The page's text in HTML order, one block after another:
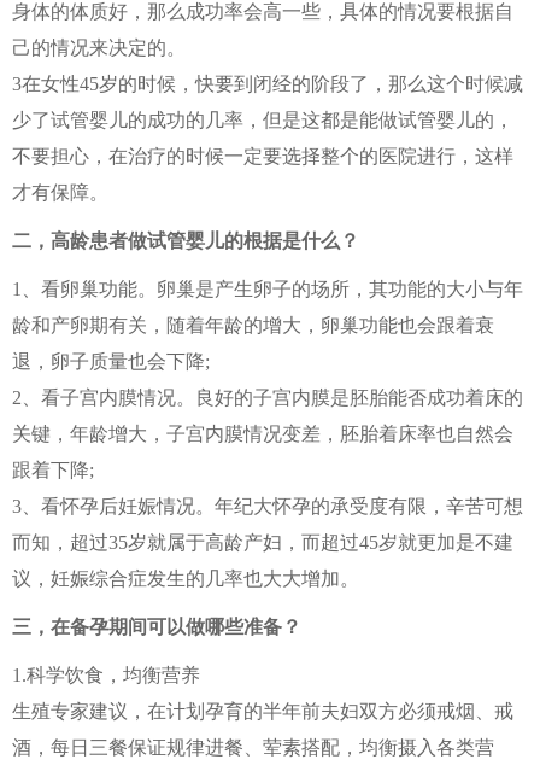
身体的体质好，那么成功率会高一些，具体的情况要根据自
己的情况来决定的。
3在女性45岁的时候，快要到闭经的阶段了，那么这个时候减
少了试管婴儿的成功的几率，但是这都是能做试管婴儿的，
不要担心，在治疗的时候一定要选择整个的医院进行，这样
才有保障。
二，高龄患者做试管婴儿的根据是什么？
1、看卵巢功能。卵巢是产生卵子的场所，其功能的大小与年
龄和产卵期有关，随着年龄的增大，卵巢功能也会跟着衰
退，卵子质量也会下降;
2、看子宫内膜情况。良好的子宫内膜是胚胎能否成功着床的
关键，年龄增大，子宫内膜情况变差，胚胎着床率也自然会
跟着下降;
3、看怀孕后妊娠情况。年纪大怀孕的承受度有限，辛苦可想
而知，超过35岁就属于高龄产妇，而超过45岁就更加是不建
议，妊娠综合症发生的几率也大大增加。
三，在备孕期间可以做哪些准备？
1.科学饮食，均衡营养
生殖专家建议，在计划孕育的半年前夫妇双方必须戒烟、戒
酒，每日三餐保证规律进餐、荤素搭配，均衡摄入各类营